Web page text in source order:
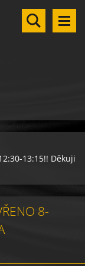
13:15!! Děkuji
8-